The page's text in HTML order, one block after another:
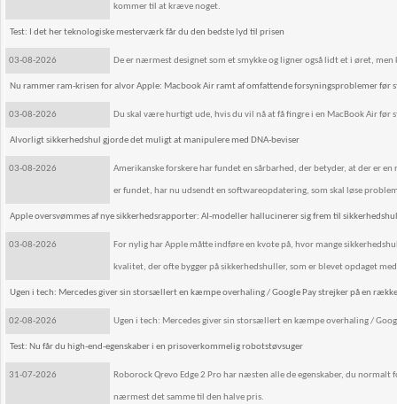
kommer til at kræve noget.
Test: I det her teknologiske mesterværk får du den bedste lyd til prisen
03-08-2026 De er nærmest designet som et smykke og ligner også lidt et i øret,
Nu rammer ram-krisen for alvor Apple: Macbook Air ramt af omfattende forsyningsproblemer før
03-08-2026 Du skal være hurtigt ude, hvis du vil nå at få fingre i en MacBook Air
Alvorligt sikkerhedshul gjorde det muligt at manipulere med DNA-beviser
03-08-2026 Amerikanske forskere har fundet en sårbarhed, der betyder, at der er
er fundet, har nu udsendt en softwareopdatering, som skal løse
Apple oversvømmes af nye sikkerhedsrapporter: AI-modeller hallucinerer sig frem til
03-08-2026 For nylig har Apple måtte indføre en kvote på, hvor mange
kvalitet, der ofte bygger på sikkerhedshuller, som er blevet opdaget
Ugen i tech: Mercedes giver sin storsællert en kæmpe overhaling / Google Pay strejker på en
02-08-2026 Ugen i tech: Mercedes giver sin storsællert en kæmpe overhaling /
Test: Nu får du high-end-egenskaber i en prisoverkommelig robotstøvsuger
31-07-2026 Roborock Qrevo Edge 2 Pro har næsten alle de egenskaber, du
nærmest det samme til den halve pris.